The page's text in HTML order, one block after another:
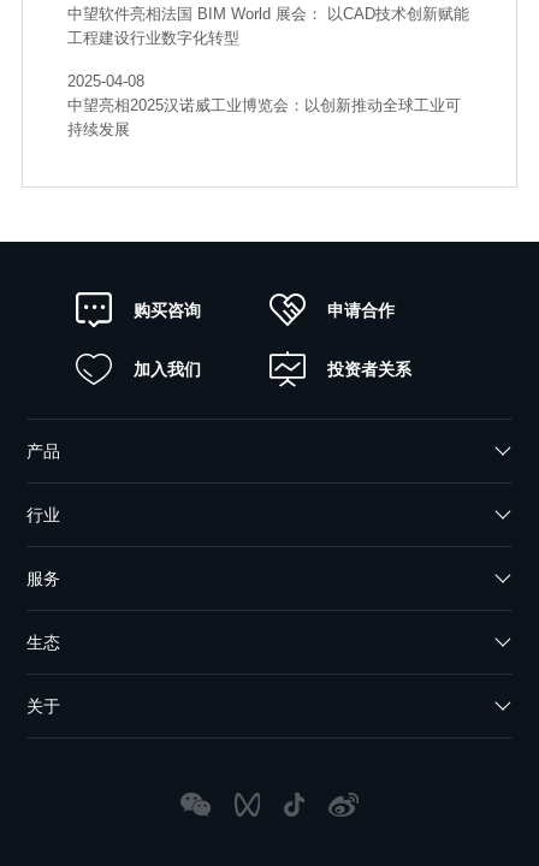
中望软件亮相法国 BIM World 展会： 以CAD技术创新赋能
工程建设行业数字化转型
2025-04-08
中望亮相2025汉诺威工业博览会：以创新推动全球工业可
持续发展
购买咨询 申请合作
加入我们 投资者关系
产品
行业
服务
生态
关于